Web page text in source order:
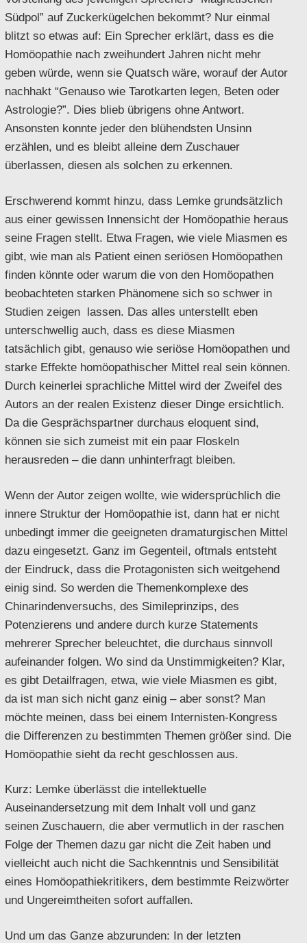
Südpol” auf Zuckerkügelchen bekommt? Nur einmal
blitzt so etwas auf: Ein Sprecher erklärt, dass es die
Homöopathie nach zweihundert Jahren nicht mehr
geben würde, wenn sie Quatsch wäre, worauf der Autor
nachhakt “Genauso wie Tarotkarten legen, Beten oder
Astrologie?”. Dies blieb übrigens ohne Antwort.
Ansonsten konnte jeder den blühendsten Unsinn
erzählen, und es bleibt alleine dem Zuschauer
überlassen, diesen als solchen zu erkennen.
Erschwerend kommt hinzu, dass Lemke grundsätzlich
aus einer gewissen Innensicht der Homöopathie heraus
seine Fragen stellt. Etwa Fragen, wie viele Miasmen es
gibt, wie man als Patient einen seriösen Homöopathen
finden könnte oder warum die von den Homöopathen
beobachteten starken Phänomene sich so schwer in
Studien zeigen lassen. Das alles unterstellt eben
unterschwellig auch, dass es diese Miasmen
tatsächlich gibt, genauso wie seriöse Homöopathen und
starke Effekte homöopathischer Mittel real sein können.
Durch keinerlei sprachliche Mittel wird der Zweifel des
Autors an der realen Existenz dieser Dinge ersichtlich.
Da die Gesprächspartner durchaus eloquent sind,
können sie sich zumeist mit ein paar Floskeln
herausreden – die dann unhinterfragt bleiben.
Wenn der Autor zeigen wollte, wie widersprüchlich die
innere Struktur der Homöopathie ist, dann hat er nicht
unbedingt immer die geeigneten dramaturgischen Mittel
dazu eingesetzt. Ganz im Gegenteil, oftmals entsteht
der Eindruck, dass die Protagonisten sich weitgehend
einig sind. So werden die Themenkomplexe des
Chinarindenversuchs, des Simileprinzips, des
Potenzierens und andere durch kurze Statements
mehrerer Sprecher beleuchtet, die durchaus sinnvoll
aufeinander folgen. Wo sind da Unstimmigkeiten? Klar,
es gibt Detailfragen, etwa, wie viele Miasmen es gibt,
da ist man sich nicht ganz einig – aber sonst? Man
möchte meinen, dass bei einem Internisten-Kongress
die Differenzen zu bestimmten Themen größer sind. Die
Homöopathie sieht da recht geschlossen aus.
Kurz: Lemke überlässt die intellektuelle
Auseinandersetzung mit dem Inhalt voll und ganz
seinen Zuschauern, die aber vermutlich in der raschen
Folge der Themen dazu gar nicht die Zeit haben und
vielleicht auch nicht die Sachkenntnis und Sensibilität
eines Homöopathiekritikers, dem bestimmte Reizwörter
und Ungereimtheiten sofort auffallen.
Und um das Ganze abzurunden: In der letzten